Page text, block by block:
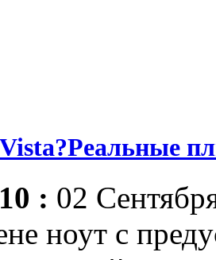
: 02
ноут с